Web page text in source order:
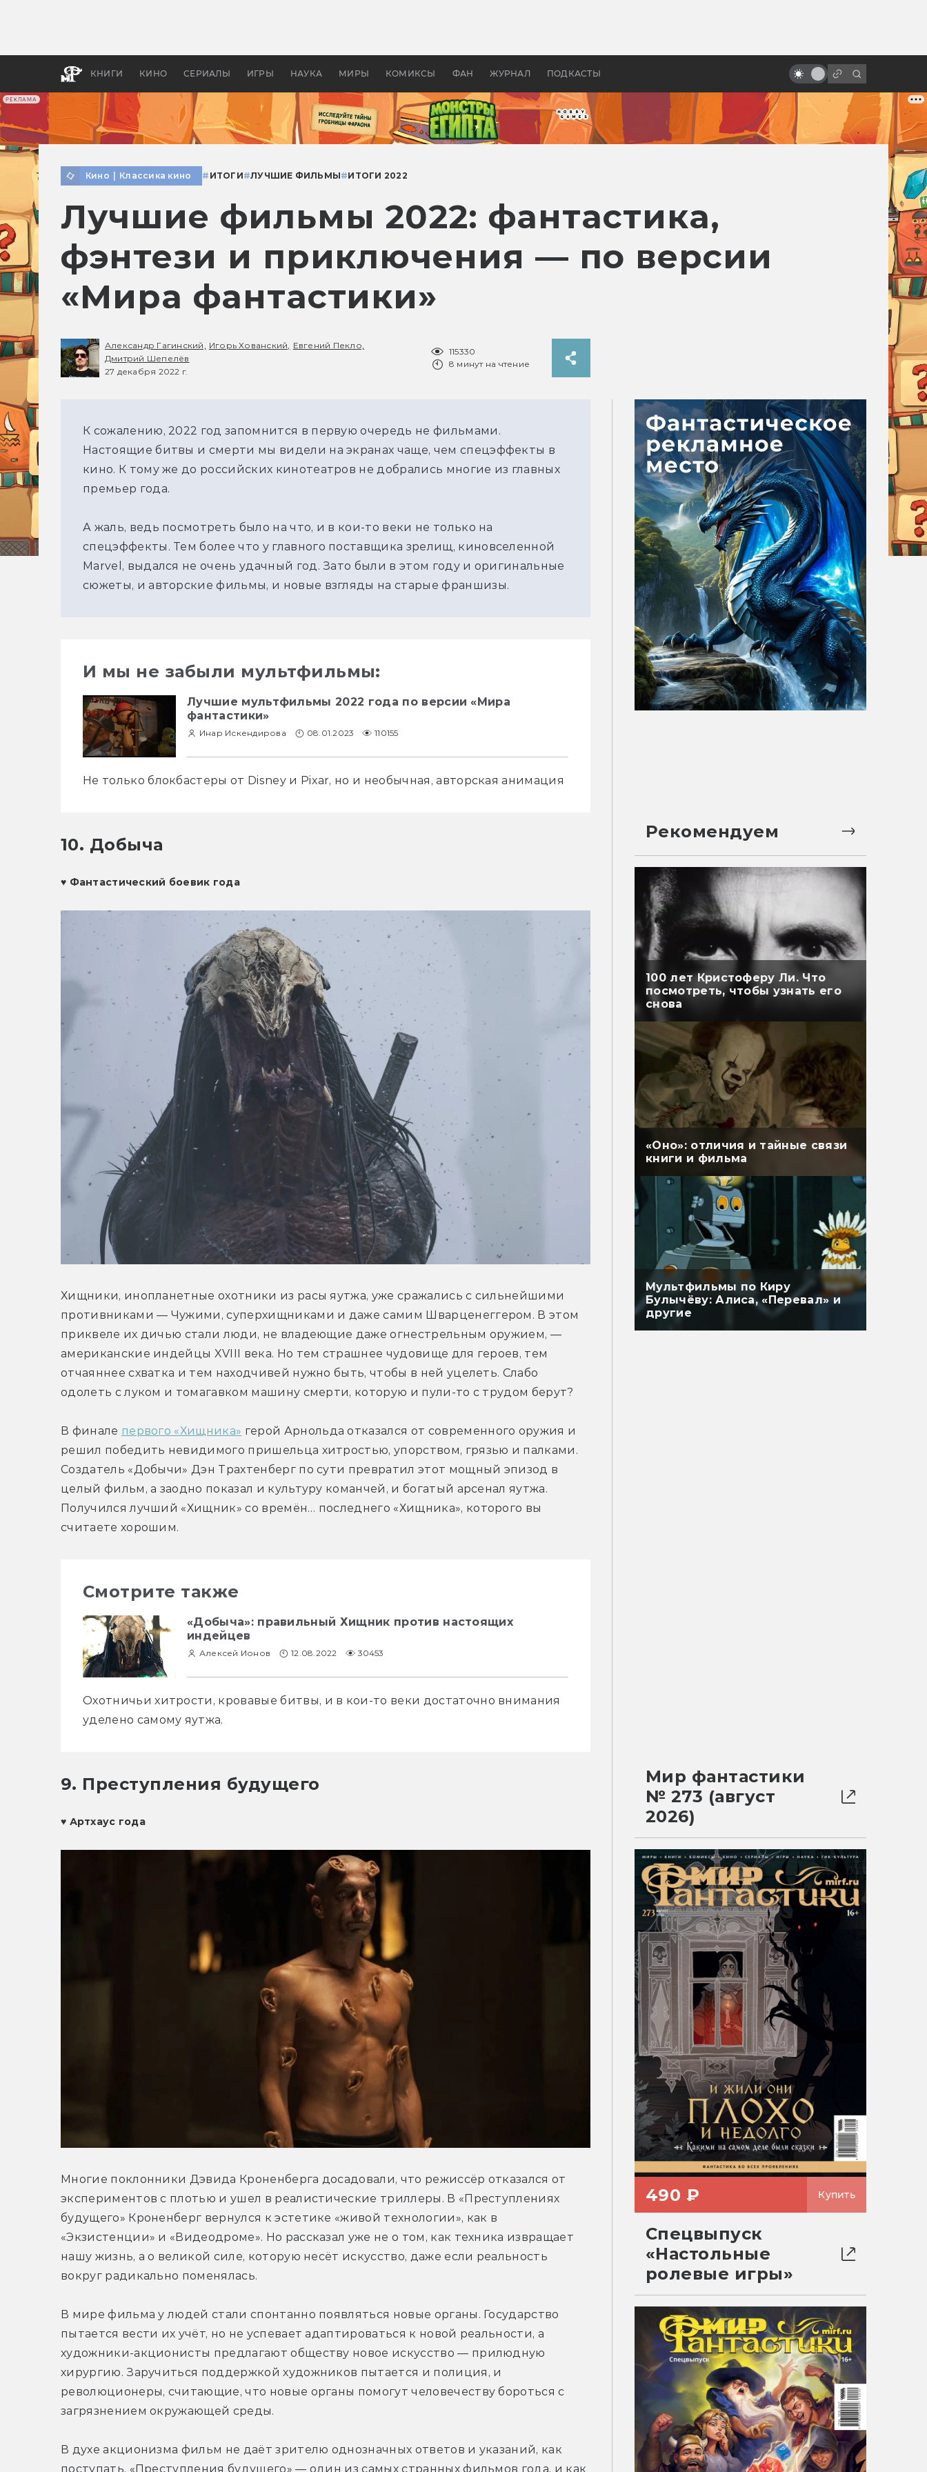
РЕКЛАМА
КНИГИ КИНО СЕРИАЛЫ ИГРЫ НАУКА МИРЫ КОМИКСЫ ФАН ЖУРНАЛ ПОДКАСТЫ
бы «Властелина колец»
Древней Грецией
фантастики
Кино Классика кино # ИТОГИ#ЛУЧШИЕ ФИЛЬМЫ#ИТОГИ 2022
Лучшие фильмы 2022: фантастика,
фэнтези и приключения — по версии
«Мира фантастики»
Александр Гагинский, Игорь Хованский, Евгений Пекло,
Дмитрий Шепелёв
27 декабря 2022 г.
115330
8 минут на чтение
К сожалению, 2022 год запомнится в первую очередь не фильмами.
Настоящие битвы и смерти мы видели на экранах чаще, чем спецэффекты в
кино. К тому же до российских кинотеатров не добрались многие из главных
премьер года.
А жаль, ведь посмотреть было на что, и в кои-то веки не только на
спецэффекты. Тем более что у главного поставщика зрелищ, киновселенной
Marvel, выдался не очень удачный год. Зато были в этом году и оригинальные
сюжеты, и авторские фильмы, и новые взгляды на старые франшизы.
И мы не забыли мультфильмы:
Лучшие мультфильмы 2022 года по версии «Мира
фантастики»
Инар Искендирова 08.01.2023 110155
Не только блокбастеры от Disney и Pixar, но и необычная, авторская анимация
10. Добыча
♥ Фантастический боевик года
Хищники, инопланетные охотники из расы яутжа, уже сражались с сильнейшими
противниками — Чужими, суперхищниками и даже самим Шварценеггером. В этом
приквеле их дичью стали люди, не владеющие даже огнестрельным оружием, —
американские индейцы XVIII века. Но тем страшнее чудовище для героев, тем
отчаяннее схватка и тем находчивей нужно быть, чтобы в ней уцелеть. Слабо
одолеть с луком и томагавком машину смерти, которую и пули-то с трудом берут?
В финале первого «Хищника» герой Арнольда отказался от современного оружия и
решил победить невидимого пришельца хитростью, упорством, грязью и палками.
Создатель «Добычи» Дэн Трахтенберг по сути превратил этот мощный эпизод в
целый фильм, а заодно показал и культуру команчей, и богатый арсенал яутжа.
Получился лучший «Хищник» со времён… последнего «Хищника», которого вы
считаете хорошим.
Смотрите также
«Добыча»: правильный Хищник против настоящих
индейцев
Алексей Ионов 12.08.2022 30453
Охотничьи хитрости, кровавые битвы, и в кои-то веки достаточно внимания
уделено самому яутжа.
9. Преступления будущего
♥ Артхаус года
Многие поклонники Дэвида Кроненберга досадовали, что режиссёр отказался от
экспериментов с плотью и ушел в реалистические триллеры. В «Преступлениях
будущего» Кроненберг вернулся к эстетике «живой технологии», как в
«Экзистенции» и «Видеодроме». Но рассказал уже не о том, как техника извращает
нашу жизнь, а о великой силе, которую несёт искусство, даже если реальность
вокруг радикально поменялась.
В мире фильма у людей стали спонтанно появляться новые органы. Государство
пытается вести их учёт, но не успевает адаптироваться к новой реальности, а
художники-акционисты предлагают обществу новое искусство — прилюдную
хирургию. Заручиться поддержкой художников пытается и полиция, и
революционеры, считающие, что новые органы помогут человечеству бороться с
загрязнением окружающей среды.
В духе акционизма фильм не даёт зрителю однозначных ответов и указаний, как
поступать. «Преступления будущего» — один из самых странных фильмов года, и как
Рекомендуем
100 лет Кристоферу Ли. Что
посмотреть, чтобы узнать его
снова
«Оно»: отличия и тайные связи
книги и фильма
Мультфильмы по Киру
Булычёву: Алиса, «Перевал» и
другие
Мир фантастики
№ 273 (август
2026)
490 ₽ Купить
Спецвыпуск
«Настольные
ролевые игры»